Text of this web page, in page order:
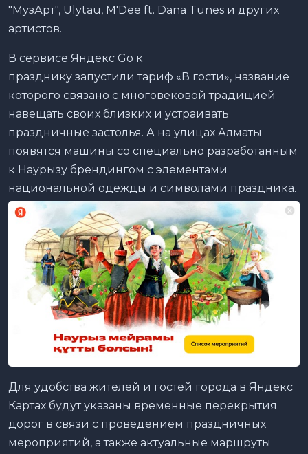
"МузАрт", Ulytau, M'Dee ft. Dana Tunes и других
артистов.
В сервисе Яндекс Go к
празднику запустили тариф «В гости», название
которого связано с многовековой традицией
навещать своих близких и устраивать
праздничные застолья. А на улицах Алматы
появятся машины со специально разработанным
к Наурызу брендингом с элементами
национальной одежды и символами праздника.
Для удобства жителей и гостей города в Яндекс
Картах будут указаны временные перекрытия
дорог в связи с проведением праздничных
мероприятий, а также актуальные маршруты